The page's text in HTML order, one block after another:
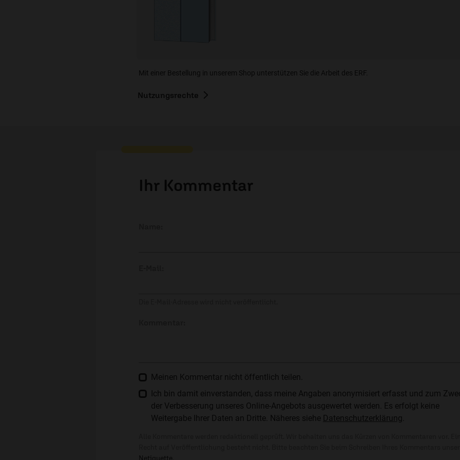
Mit einer Bestellung in unserem Shop unterstützen Sie die Arbeit des ERF.
Nutzungsrechte
Ihr Kommentar
Meinen Kommentar nicht öffentlich teilen.
Ich bin damit einverstanden, dass meine Angaben anonymisiert erfasst und zum
der Verbesserung unseres Online-Angebots ausgewertet werden. Es erfolgt keine
Weitergabe Ihrer Daten an Dritte. Näheres siehe Datenschutzerklärung
Netiquette